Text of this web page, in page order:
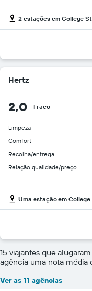
2 estações em College
Hertz
2,0 Fraco
Limpeza
Comfort
Recolha/entrega
Relação qualidade/preço
Uma estação em
15 viajantes que
agência uma nota média
Ver as 11 agências